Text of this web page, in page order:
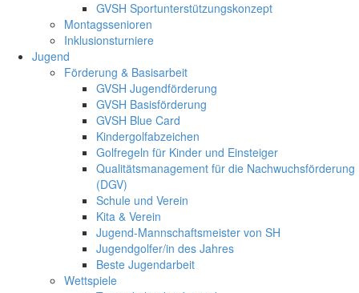
GVSH Sportunterstützungskonzept
Montagssenioren
Inklusionsturniere
Jugend
Förderung & Basisarbeit
GVSH Jugendförderung
GVSH Basisförderung
GVSH Blue Card
Kindergolfabzeichen
Golfregeln für Kinder und Einsteiger
Qualitätsmanagement für die Nachwuchsförderung
(DGV)
Schule und Verein
Kita & Verein
Jugend-Mannschaftsmeister von SH
Jugendgolfer/in des Jahres
Beste Jugendarbeit
Wettspiele